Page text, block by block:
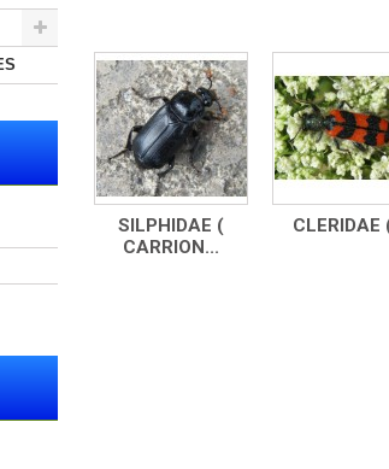
SILPHIDAE (
CARRION...
CLERIDAE